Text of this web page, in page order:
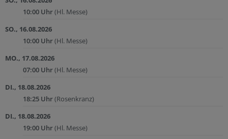
10:00 Uhr(Hl. Messe)
SO., 16.08.2026
10:00 Uhr(Hl. Messe)
MO., 17.08.2026
07:00 Uhr(Hl. Messe)
DI., 18.08.2026
18:25 Uhr(Rosenkranz)
DI., 18.08.2026
19:00 Uhr(Hl. Messe)